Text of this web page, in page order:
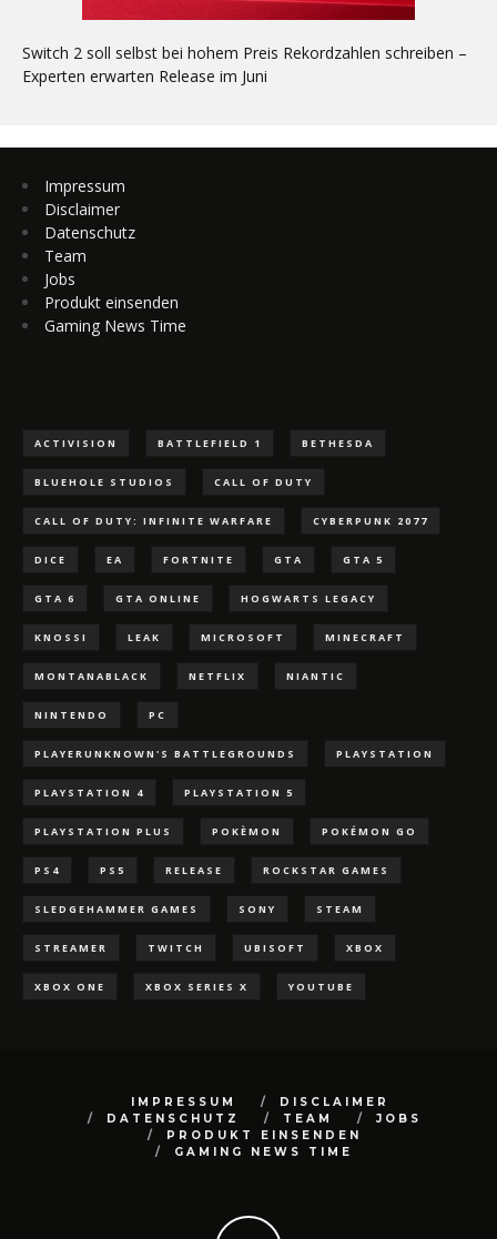
Switch 2 soll selbst bei hohem Preis Rekordzahlen schreiben –
Experten erwarten Release im Juni
Impressum
Disclaimer
Datenschutz
Team
Jobs
Produkt einsenden
Gaming News Time
ACTIVISION BATTLEFIELD 1 BETHESDA
BLUEHOLE STUDIOS CALL OF DUTY
CALL OF DUTY: INFINITE WARFARE CYBERPUNK 2077
DICE EA FORTNITE GTA GTA 5
GTA 6 GTA ONLINE HOGWARTS LEGACY
KNOSSI LEAK MICROSOFT MINECRAFT
MONTANABLACK NETFLIX NIANTIC
NINTENDO PC
PLAYERUNKNOWN'S BATTLEGROUNDS PLAYSTATION
PLAYSTATION 4 PLAYSTATION 5
PLAYSTATION PLUS POKÈMON POKÉMON GO
PS4 PS5 RELEASE ROCKSTAR GAMES
SLEDGEHAMMER GAMES SONY STEAM
STREAMER TWITCH UBISOFT XBOX
XBOX ONE XBOX SERIES X YOUTUBE
IMPRESSUM
DISCLAIMER
DATENSCHUTZ
TEAM
JOBS
PRODUKT EINSENDEN
GAMING NEWS TIME